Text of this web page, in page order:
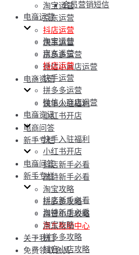
淘宝运营
京东运营
抖店运营
快手运营
拼多多运营
微信小商店运营
电商资讯
快手入驻福利
小红书开店
电商问答
新手专栏
抖店新手必看
淘特新手必看
淘宝攻略
拼多多攻略
抖音小店攻略
京东帮助中心
关于我们
免费领取会员
会员营销短信
电商运营
淘宝运营
京东运营
抖店运营
快手运营
拼多多运营
微信小商店运营
电商资讯
快手入驻福利
小红书开店
电商问答
新手专栏
抖店新手必看
淘特新手必看
淘宝攻略
拼多多攻略
抖音小店攻略